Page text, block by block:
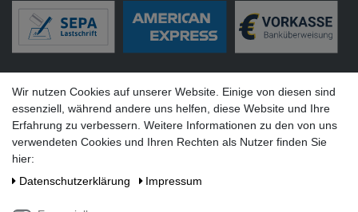
Social Media
Wir nutzen Cookies auf unserer Website. Einige von diesen sind
essenziell, während andere uns helfen, diese Website und Ihre
Erfahrung zu verbessern. Weitere Informationen zu den von uns
verwendeten Cookies und Ihren Rechten als Nutzer finden Sie
hier:
Daten­schutz­erklärung
Impressum